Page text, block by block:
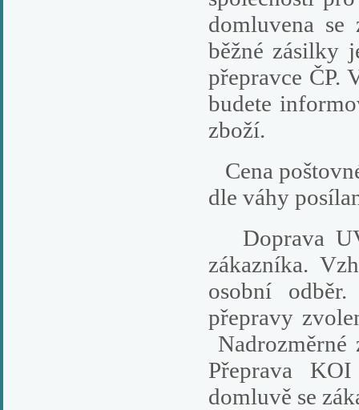
domluvena se
běžné zásilky
přepravce ČP.
budete
zboží.
Cena
dle váhy
Doprava
zákazníka.
osobní
přepravy
Přeprava
domluvě se